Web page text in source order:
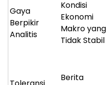
Gaya
Berpikir
Analitis
Kondisi
Ekonomi
Makro yang
Tidak Stabil
Berita